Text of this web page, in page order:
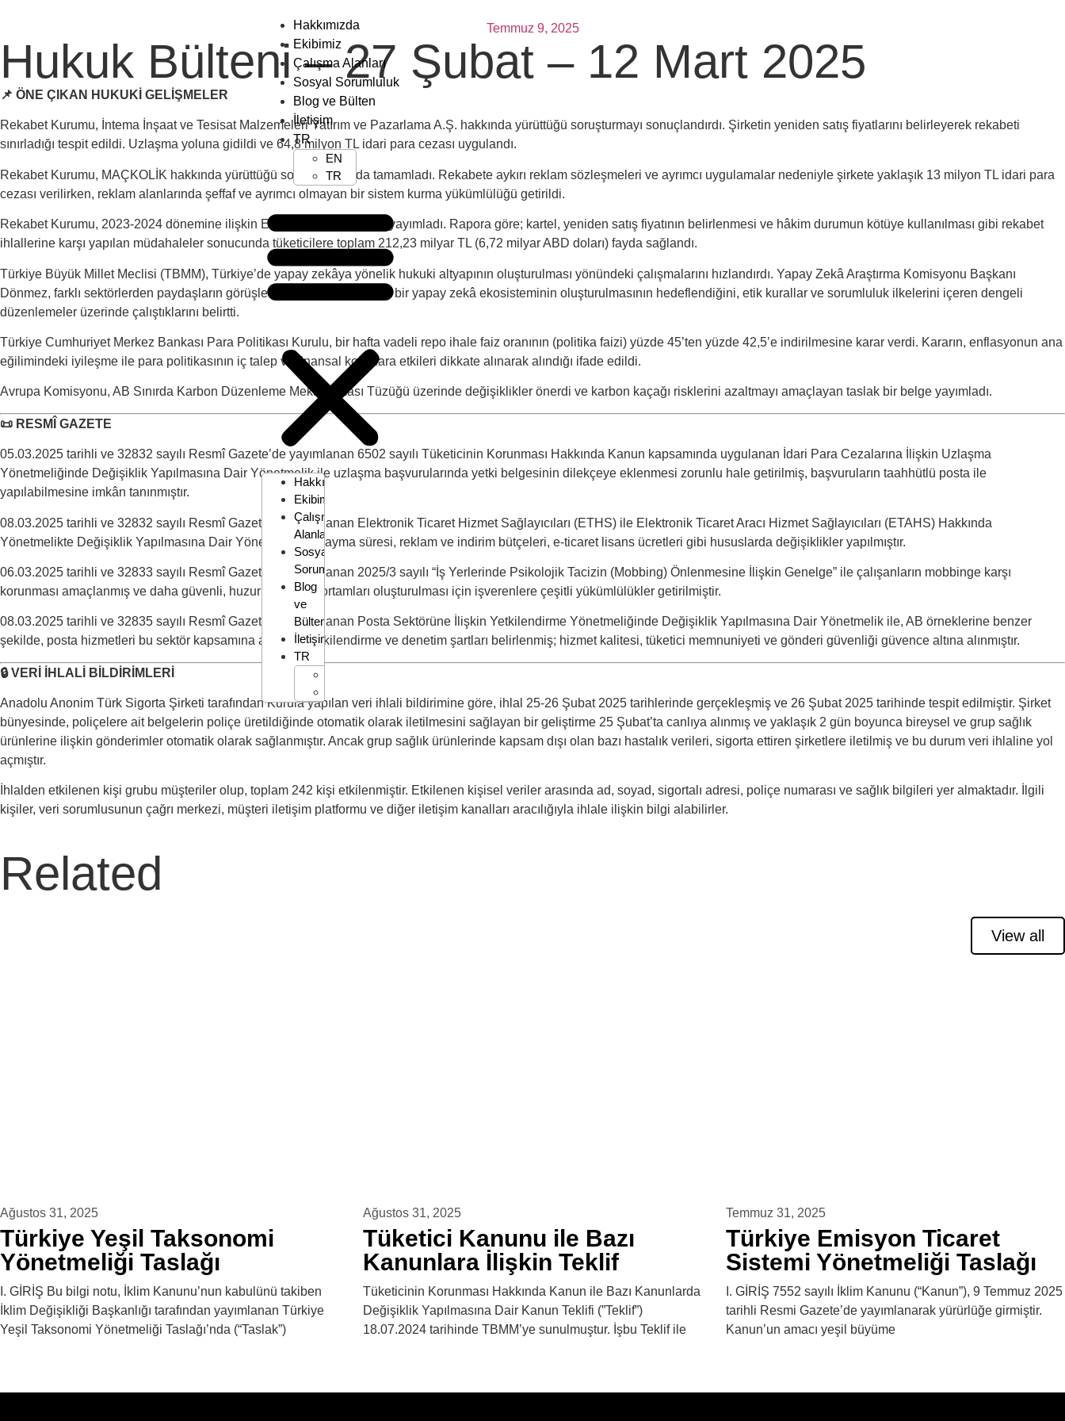
Hakkımızda
Ekibimiz
Çalışma Alanları
Sosyal Sorumluluk
Blog ve Bülten
İletişim
TR
EN
TR
Hakkımızda
Ekibimiz
Çalışma
Alanları
Sosyal
Sorumluluk
Blog
ve
Bülten
İletişim
TR
Temmuz 9, 2025
Hukuk Bülteni – 27 Şubat – 12 Mart 2025
📌 ÖNE ÇIKAN HUKUKİ GELİŞMELER
Rekabet Kurumu, İntema İnşaat ve Tesisat Malzemeleri Yatırım ve Pazarlama A.Ş. hakkında yürüttüğü soruşturmayı sonuçlandırdı. Şirketin yeniden satış fiyatlarını belirleyerek rekabeti
sınırladığı tespit edildi. Uzlaşma yoluna gidildi ve 64,8 milyon TL idari para cezası uygulandı.
Rekabet Kurumu, MAÇKOLİK hakkında yürüttüğü soruşturmayı da tamamladı. Rekabete aykırı reklam sözleşmeleri ve ayrımcı uygulamalar nedeniyle şirkete yaklaşık 13 milyon TL idari para
cezası verilirken, reklam alanlarında şeffaf ve ayrımcı olmayan bir sistem kurma yükümlülüğü getirildi.
Rekabet Kurumu, 2023-2024 dönemine ilişkin Etki Analizi Raporu’nu yayımladı. Rapora göre; kartel, yeniden satış fiyatının belirlenmesi ve hâkim durumun kötüye kullanılması gibi rekabet
ihlallerine karşı yapılan müdahaleler sonucunda tüketicilere toplam 212,23 milyar TL (6,72 milyar ABD doları) fayda sağlandı.
Türkiye Büyük Millet Meclisi (TBMM), Türkiye’de yapay zekâya yönelik hukuki altyapının oluşturulması yönündeki çalışmalarını hızlandırdı. Yapay Zekâ Araştırma Komisyonu Başkanı
Dönmez, farklı sektörlerden paydaşların görüşleriyle şekillenecek milli bir yapay zekâ ekosisteminin oluşturulmasının hedeflendiğini, etik kurallar ve sorumluluk ilkelerini içeren dengeli
düzenlemeler üzerinde çalıştıklarını belirtti.
Türkiye Cumhuriyet Merkez Bankası Para Politikası Kurulu, bir hafta vadeli repo ihale faiz oranının (politika faizi) yüzde 45’ten yüzde 42,5’e indirilmesine karar verdi. Kararın, enflasyonun ana
eğilimindeki iyileşme ile para politikasının iç talep ve finansal koşullara etkileri dikkate alınarak alındığı ifade edildi.
Avrupa Komisyonu, AB Sınırda Karbon Düzenleme Mekanizması Tüzüğü üzerinde değişiklikler önerdi ve karbon kaçağı risklerini azaltmayı amaçlayan taslak bir belge yayımladı.
📜 RESMÎ GAZETE
05.03.2025 tarihli ve 32832 sayılı Resmî Gazete’de yayımlanan 6502 sayılı Tüketicinin Korunması Hakkında Kanun kapsamında uygulanan İdari Para Cezalarına İlişkin Uzlaşma
Yönetmeliğinde Değişiklik Yapılmasına Dair Yönetmelik ile uzlaşma başvurularında yetki belgesinin dilekçeye eklenmesi zorunlu hale getirilmiş, başvuruların taahhütlü posta ile
yapılabilmesine imkân tanınmıştır.
08.03.2025 tarihli ve 32832 sayılı Resmî Gazete’de yayımlanan Elektronik Ticaret Hizmet Sağlayıcıları (ETHS) ile Elektronik Ticaret Aracı Hizmet Sağlayıcıları (ETAHS) Hakkında
Yönetmelikte Değişiklik Yapılmasına Dair Yönetmelik ile cayma süresi, reklam ve indirim bütçeleri, e-ticaret lisans ücretleri gibi hususlarda değişiklikler yapılmıştır.
06.03.2025 tarihli ve 32833 sayılı Resmî Gazete’de yayımlanan 2025/3 sayılı “İş Yerlerinde Psikolojik Tacizin (Mobbing) Önlenmesine İlişkin Genelge” ile çalışanların mobbinge karşı
korunması amaçlanmış ve daha güvenli, huzurlu çalışma ortamları oluşturulması için işverenlere çeşitli yükümlülükler getirilmiştir.
08.03.2025 tarihli ve 32835 sayılı Resmî Gazete’de yayımlanan Posta Sektörüne İlişkin Yetkilendirme Yönetmeliğinde Değişiklik Yapılmasına Dair Yönetmelik ile, AB örneklerine benzer
şekilde, posta hizmetleri bu sektör kapsamına alınarak yetkilendirme ve denetim şartları belirlenmiş; hizmet kalitesi, tüketici memnuniyeti ve gönderi güvenliği güvence altına alınmıştır.
🔒 VERİ İHLALİ BİLDİRİMLERİ
Anadolu Anonim Türk Sigorta Şirketi tarafından Kurula yapılan veri ihlali bildirimine göre, ihlal 25-26 Şubat 2025 tarihlerinde gerçekleşmiş ve 26 Şubat 2025 tarihinde tespit edilmiştir. Şirket
bünyesinde, poliçelere ait belgelerin poliçe üretildiğinde otomatik olarak iletilmesini sağlayan bir geliştirme 25 Şubat’ta canlıya alınmış ve yaklaşık 2 gün boyunca bireysel ve grup sağlık
ürünlerine ilişkin gönderimler otomatik olarak sağlanmıştır. Ancak grup sağlık ürünlerinde kapsam dışı olan bazı hastalık verileri, sigorta ettiren şirketlere iletilmiş ve bu durum veri ihlaline yol
açmıştır.
İhlalden etkilenen kişi grubu müşteriler olup, toplam 242 kişi etkilenmiştir. Etkilenen kişisel veriler arasında ad, soyad, sigortalı adresi, poliçe numarası ve sağlık bilgileri yer almaktadır. İlgili
kişiler, veri sorumlusunun çağrı merkezi, müşteri iletişim platformu ve diğer iletişim kanalları aracılığıyla ihlale ilişkin bilgi alabilirler.
Related
View all
Ağustos 31, 2025
Türkiye Yeşil Taksonomi
Yönetmeliği Taslağı
I. GİRİŞ Bu bilgi notu, İklim Kanunu’nun kabulünü takiben
İklim Değişikliği Başkanlığı tarafından yayımlanan Türkiye
Yeşil Taksonomi Yönetmeliği Taslağı’nda (“Taslak”)
Ağustos 31, 2025
Tüketici Kanunu ile Bazı
Kanunlara İlişkin Teklif
Tüketicinin Korunması Hakkında Kanun ile Bazı Kanunlarda
Değişiklik Yapılmasına Dair Kanun Teklifi (”Teklif”)
18.07.2024 tarihinde TBMM’ye sunulmuştur. İşbu Teklif ile
Temmuz 31, 2025
Türkiye Emisyon Ticaret
Sistemi Yönetmeliği Taslağı
I. GİRİŞ 7552 sayılı İklim Kanunu (“Kanun”), 9 Temmuz 2025
tarihli Resmi Gazete’de yayımlanarak yürürlüğe girmiştir.
Kanun’un amacı yeşil büyüme